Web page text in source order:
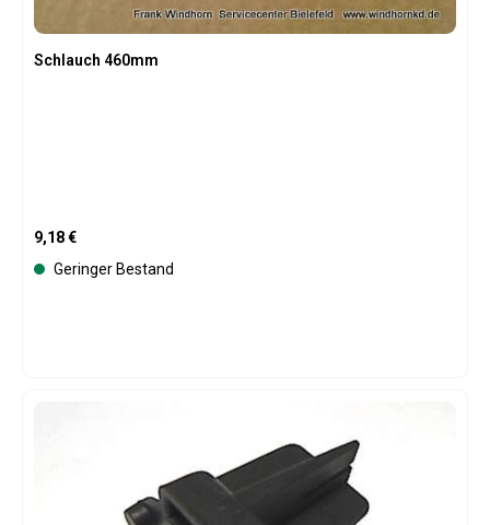
Schlauch 460mm
Regulärer Preis:
9,18 €
Geringer Bestand